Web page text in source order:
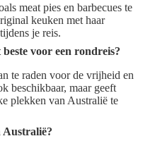
meat pies en barbecues te
keuken met haar
je reis.
voor een rondreis?
te raden voor de vrijheid en
beschikbaar, maar geeft
plekken van Australië te